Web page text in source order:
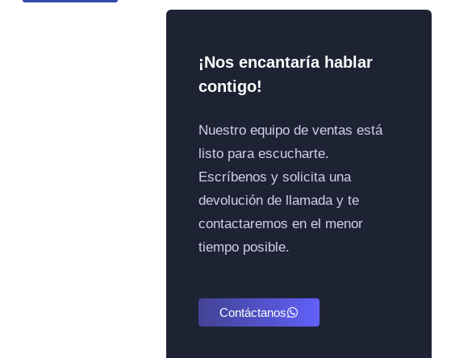
¡Nos encantaría hablar
contigo!
Nuestro equipo de ventas está
listo para escucharte.
Escríbenos y solicita una
devolución de llamada y te
contactaremos en el menor
tiempo posible.
Contáctanos